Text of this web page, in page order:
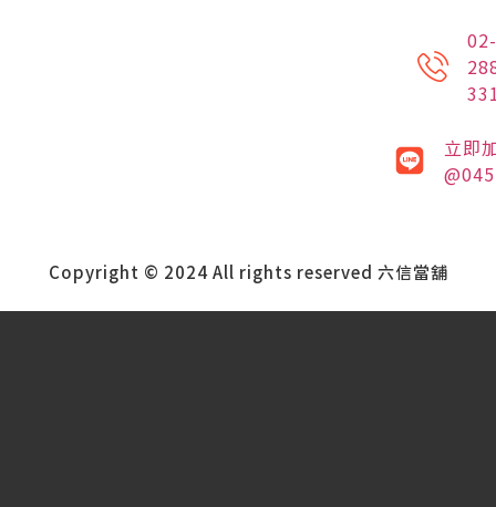
02-
立即
Copyright © 2024 All rights reserved 六信當舖